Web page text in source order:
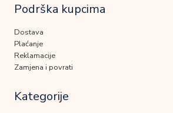
Podrška kupcima
Dostava
Plaćanje
Reklamacije
Zamjena i povrati
Kategorije